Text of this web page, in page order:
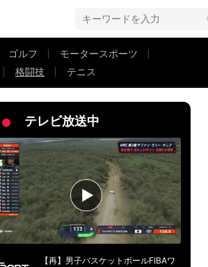
ゴルフ
モータースポーツ
格闘技 テニス
画”が大反響「空を飛んでいるみたい」
テレビ放送中
【再】男子バスケットボールFIBAワ